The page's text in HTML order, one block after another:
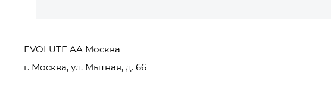
EVOLUTE AA Москва
г. Москва, ул. Мытная, д. 66